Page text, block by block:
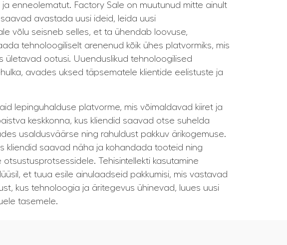
enneolematut. Factory Sale on muutunud mitte ainult
avastada uusi ideid, leida uusi
võlu seisneb selles, et ta ühendab loovuse,
tehnoloogiliselt arenenud kõik ühes platvormiks, mis
ületavad ootusi. Uuenduslikud tehnoloogilised
avades uksed täpsematele klientide eelistuste ja
lepinguhalduse platvorme, mis võimaldavad kiiret ja
keskkonna, kus kliendid saavad otse suhelda
usaldusväärse ning rahuldust pakkuv ärikogemuse.
kliendid saavad näha ja kohandada tooteid ning
Tehisintellekti kasutamine
et tuua esile ainulaadseid pakkumisi, mis vastavad
kus tehnoloogia ja äritegevus ühinevad, luues uusi
tasemele.